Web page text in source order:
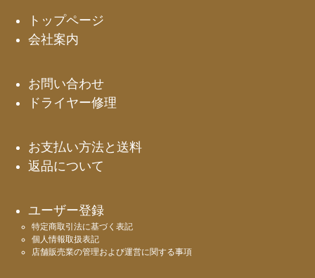
トップページ
会社案内
お問い合わせ
ドライヤー修理
お支払い方法と送料
返品について
ユーザー登録
特定商取引法に基づく表記
個人情報取扱表記
店舗販売業の管理および運営に関する事項